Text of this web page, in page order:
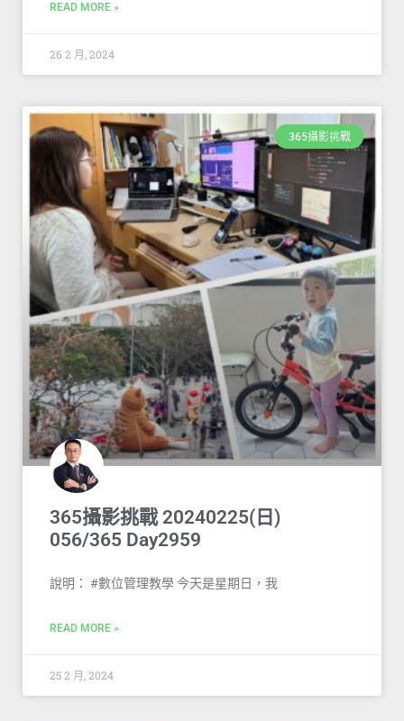
READ MORE »
26 2 月, 2024
365攝影挑戰
365攝影挑戰 20240225(日)
056/365 Day2959
說明： #數位管理教學 今天是星期日，我
READ MORE »
25 2 月, 2024